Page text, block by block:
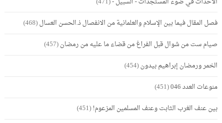
فصل المقال فيما بين الإسلام والعلمانية من الانفصال ذ.الحسن العسال(468)
صيام ست من شوال قبل الفراغ من قضاء ما عليه من رمضان(457)
الخمر ورمضان إبراهيم بيدون(454)
منوعات العدد 046
(451)
بين عنف الغرب الثابت وعنف المسلمين المزعوم!(451)